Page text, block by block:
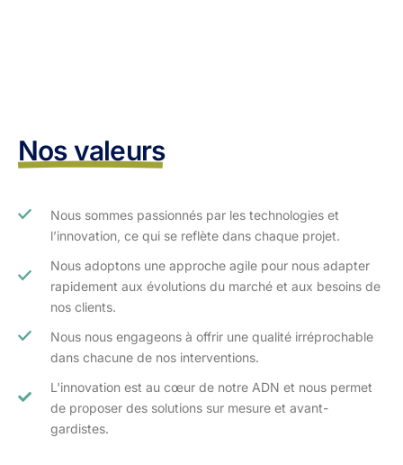
Nos valeurs
Nous sommes passionnés par les technologies et
l’innovation, ce qui se reflète dans chaque projet.
Nous adoptons une approche agile pour nous adapter
rapidement aux évolutions du marché et aux besoins de
nos clients.​
Nous nous engageons à offrir une qualité irréprochable
dans chacune de nos interventions.
L'innovation est au cœur de notre ADN et nous permet
de proposer des solutions sur mesure et avant-
gardistes.